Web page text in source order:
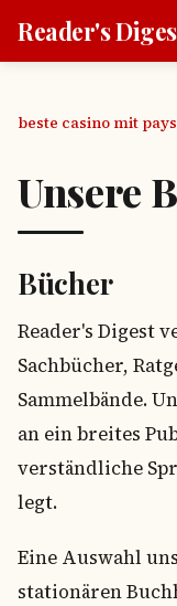
Reader's
beste casino mit
Unsere
Bücher
Reader's Digest
Sachbücher,
Sammelbände.
an ein breites
verständliche
legt.
Eine Auswahl
stationären